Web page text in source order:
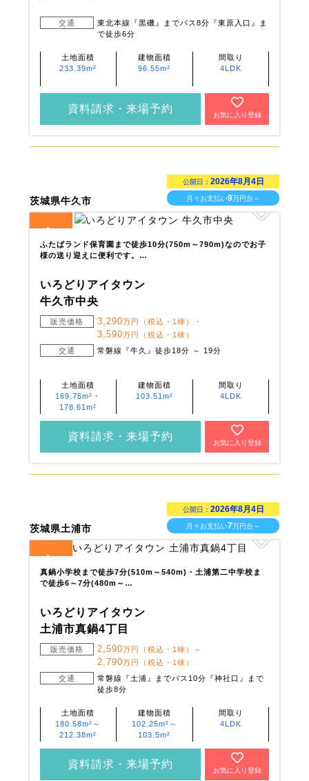
交通
東北本線『黒磯』までバス8分『東原入口』ま
で徒歩6分
土地面積
233.39m²
建物面積
96.55m²
間取り
4LDK
資料請求・来場予約
お気に入り登録
茨城県牛久市
公開日： 2026年8月4日
月々お支払い9万円台～
4
ふたばランド保育園まで徒歩10分(750m～790m)なのでお子
様の送り迎えに便利です。…
いろどりアイタウン
牛久市中央
販売価格 3,290万円（税込・1棟）・
3,590万円（税込・1棟）
交通
常磐線『牛久』徒歩18分 ～ 19分
土地面積
169.75m²・
178.61m²
建物面積
103.51m²
間取り
4LDK
資料請求・来場予約
お気に入り登録
茨城県土浦市
公開日： 2026年8月4日
月々お支払い7万円台～
4
真鍋小学校まで徒歩7分(510m～540m)・土浦第二中学校ま
で徒歩6～7分(480m～…
いろどりアイタウン
土浦市真鍋4丁目
販売価格 2,590万円（税込・1棟）～
2,790万円（税込・1棟）
交通
常磐線『土浦』までバス10分『神社口』まで
徒歩8分
土地面積
180.58m²～
212.38m²
建物面積
102.25m²～
103.5m²
間取り
4LDK
資料請求・来場予約
お気に入り登録